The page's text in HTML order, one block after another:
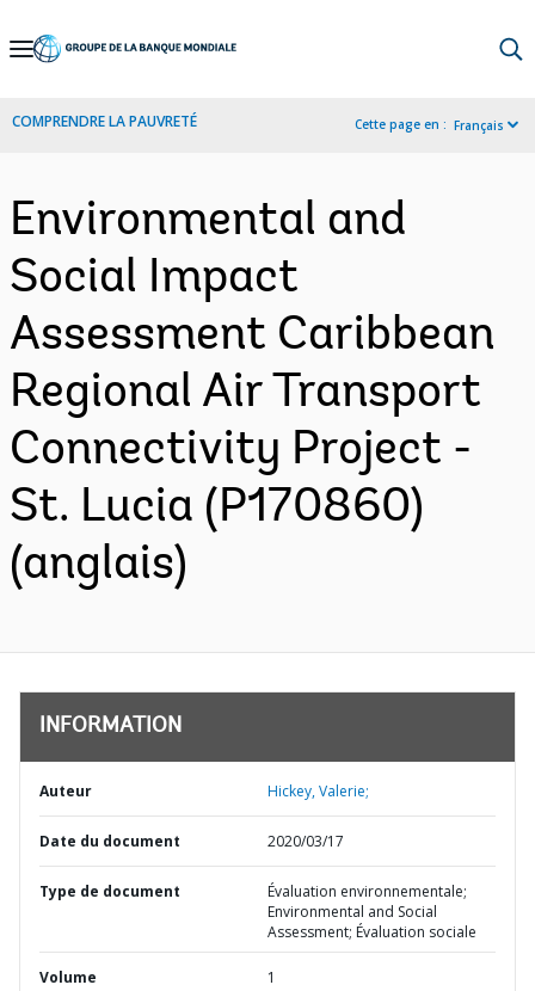
Skip
Navigation
COMPRENDRE LA PAUVRETÉ Cette page en : Français
Environmental and
Social Impact
Assessment Caribbean
Regional Air Transport
Connectivity Project -
St. Lucia (P170860)
(anglais)
INFORMATION
Auteur Hickey, Valerie;
Date du document 2020/03/17
Type de document
Évaluation environnementale;
Environmental and Social
Assessment; Évaluation sociale
Volume 1